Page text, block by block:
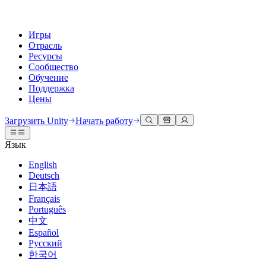
Игры
Отрасль
Ресурсы
Сообщество
Обучение
Поддержка
Цены
Движок Unity
Создавайте 2D и 3D игры для любой платформы
Совместная работа
Сотрудничайте и быстро вносите изменения с вашей командой
Загрузить Unity
Тарифы и цены
Развертывание
Многоплатформенность
3D сотрудничество
Создавайте и просматривайте 3D проекты в реальном времени
Иммерсивное обучение
Обучение в иммерсивных средах
Пользовательские опыты
Создавайте интерактивные 3D опыты
Отрасли
Производство
Документация
Инструменты для разработчиков
Версии релизов и трекер проблем
План развития
Обзор предстоящих функций
Глоссарий
Обсуждения
События
Глобальные и местные события
Истории сообщества
Made with Unity
Показ Unity-креаторов
Unity Learn
Освойте навыки Unity бесплатно
Профессиональное обучение
Повышайте уровень своей команды с тренерами Unity
Не использовали Unity раньше
С чего начать
Приступите к обучению
Основные пути Unity
Получить помощь
Помогаем вам добиться успеха с Unity
Планы успеха
Достигайте своих целей быстрее с помощью экспертов
FAQ
Ответы на часто задаваемые вопросы
Связаться с нами
Свяжитесь с нашей командой
Загрузить Unity Начать работу
Язык
English
Deutsch
日本語
Français
Português
中文
Español
Русский
한국어